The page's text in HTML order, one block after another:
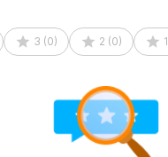
3 (0) 2 (0) 1